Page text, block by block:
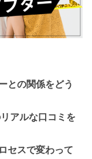
との関係をどう
アルな口コミを
セスで変わって